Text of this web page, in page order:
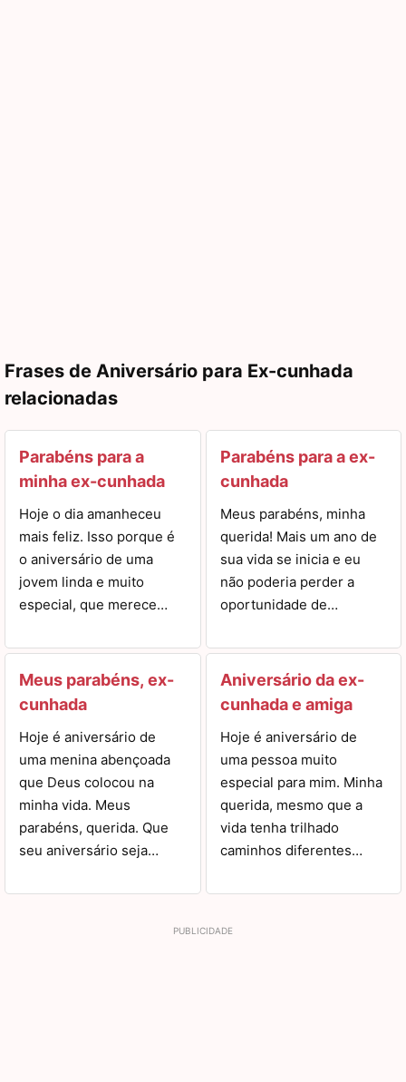
Frases de Aniversário para Ex-cunhada
relacionadas
Parabéns para a
minha ex-cunhada
Hoje o dia amanheceu
mais feliz. Isso porque é
o aniversário de uma
jovem linda e muito
especial, que merece…
Meus parabéns, ex-
cunhada
Hoje é aniversário de
uma menina abençoada
que Deus colocou na
minha vida. Meus
parabéns, querida. Que
seu aniversário seja…
Parabéns para a ex-
cunhada
Meus parabéns, minha
querida! Mais um ano de
sua vida se inicia e eu
não poderia perder a
oportunidade de…
Aniversário da ex-
cunhada e amiga
Hoje é aniversário de
uma pessoa muito
especial para mim. Minha
querida, mesmo que a
vida tenha trilhado
caminhos diferentes…